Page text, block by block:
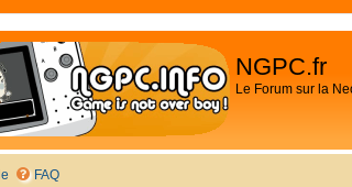
NGPC.fr
Le Forum sur la
FAQ